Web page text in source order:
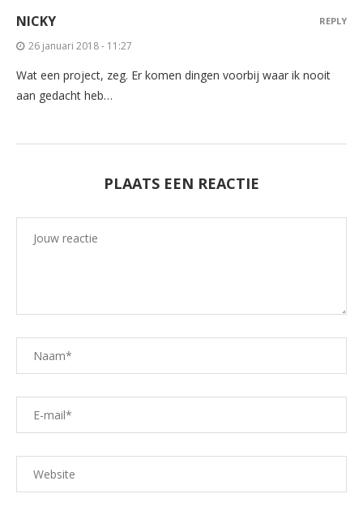
NICKY
26 januari 2018 - 11:27
Wat een project, zeg. Er komen dingen voorbij waar ik nooit
aan gedacht heb…
REPLY
PLAATS EEN REACTIE